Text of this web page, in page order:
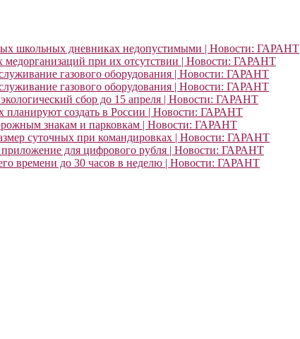
школьных дневниках недопустимыми | Новости: ГАРАНТ
при их отсутствии | Новости: ГАРАНТ
газового оборудования | Новости: ГАРАНТ
газового оборудования | Новости: ГАРАНТ
сбор до 15 апреля | Новости: ГАРАНТ
создать в России | Новости: ГАРАНТ
знакам и парковкам | Новости: ГАРАНТ
суточных при командировках | Новости: ГАРАНТ
приложение для цифрового рубля | Новости: ГАРАНТ
времени до 30 часов в неделю | Новости: ГАРАНТ